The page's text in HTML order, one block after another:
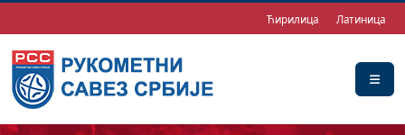
Ћирилица Латиница